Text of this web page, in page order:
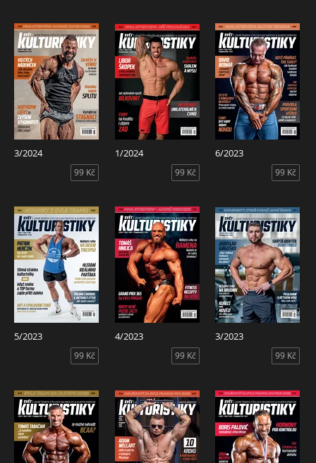
3/2024
99 Kč
1/2024
99 Kč
6/2023
99 Kč
5/2023
99 Kč
4/2023
99 Kč
3/2023
99 Kč